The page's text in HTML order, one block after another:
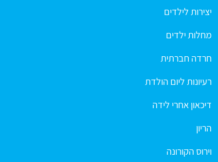
יצירות לילדים
מחלות ילדים
חרדה חברתית
רעיונות ליום הולדת
דיכאון אחרי לידה
הריון
וירוס הקורונה